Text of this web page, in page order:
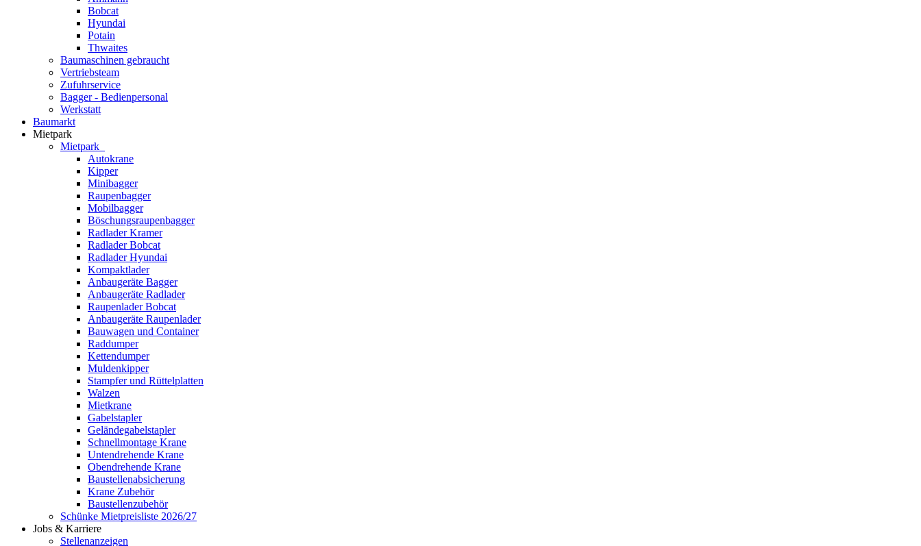
Bobcat
Hyundai
Potain
Thwaites
Baumaschinen gebraucht
Vertriebsteam
Zufuhrservice
Bagger - Bedienpersonal
Werkstatt
Baumarkt
Mietpark
Mietpark
Autokrane
Kipper
Minibagger
Raupenbagger
Mobilbagger
Böschungsraupenbagger
Radlader Kramer
Radlader Bobcat
Radlader Hyundai
Kompaktlader
Anbaugeräte Bagger
Anbaugeräte Radlader
Raupenlader Bobcat
Anbaugeräte Raupenlader
Bauwagen und Container
Raddumper
Kettendumper
Muldenkipper
Stampfer und Rüttelplatten
Walzen
Mietkrane
Gabelstapler
Geländegabelstapler
Schnellmontage Krane
Untendrehende Krane
Obendrehende Krane
Baustellenabsicherung
Krane Zubehör
Baustellenzubehör
Schünke Mietpreisliste 2026/27
Jobs & Karriere
Stellenanzeigen